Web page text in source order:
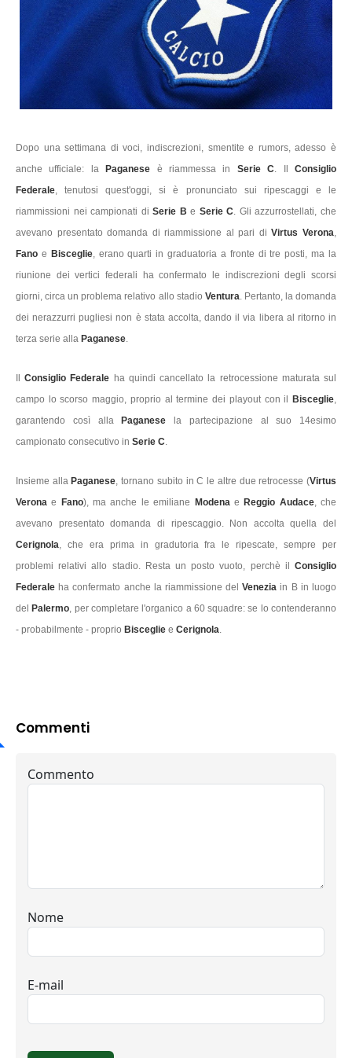
Dopo una settimana di voci, indiscrezioni, smentite e rumors, adesso è
anche ufficiale: la
Paganese è riammessa in Serie C. IlConsiglio
Federale, tenutosi quest'oggi, si è pronunciato sui ripescaggi e le
riammissioni nei campionati di Serie B e Serie C. Gli azzurrostellati, che
avevano presentato domanda di riammissione al pari diVirtus Verona,
Fano e Bisceglie, erano quarti in graduatoria a fronte di tre posti, ma la
riunione dei vertici federali ha confermato le indiscrezioni degli scorsi
giorni, circa un problema relativo allo stadio Ventura. Pertanto, la domanda
dei nerazzurri pugliesi non è stata accolta, dando il via libera al ritorno in
terza serie alla Paganese.
IlConsiglio Federale ha quindi cancellato la retrocessione maturata sul
campo lo scorso maggio, proprio al termine dei playout con il
Bisceglie,
garantendo così alla
Paganese
la partecipazione al suo 14esimo
campionato consecutivo in Serie C.
Insieme alla Paganese, tornano subito in C le altre due retrocesse (Virtus
Veronae Fano), ma anche le emiliane Modena e Reggio Audace, che
avevano presentato domanda di ripescaggio. Non accolta quella del
Cerignola, che era prima in gradutoria fra le ripescate, sempre per
problemi relativi allo stadio. Resta un posto vuoto, perchè il Consiglio
Federale ha confermato anche la riammissione delVeneziain B in luogo
del
Palermo, per completare l'organico a 60 squadre: se lo contenderanno
- probabilmente - proprio Bisceglie e Cerignola.
Commenti